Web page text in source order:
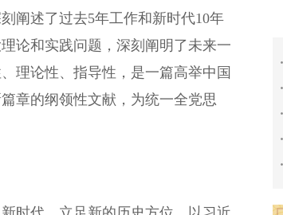
阐述了过去5年工作和新时代10年
论和实践问题，深刻阐明了未来一
理论性、指导性，是一篇高举中国
章的纲领性文献，为统一全党思